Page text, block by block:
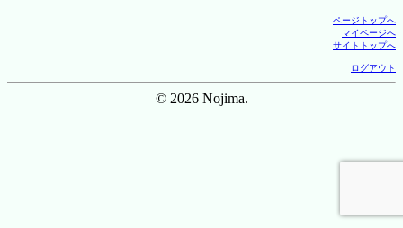
ページトップへ
マイページへ
サイトトップへ
ログアウト
© 2026 Nojima.